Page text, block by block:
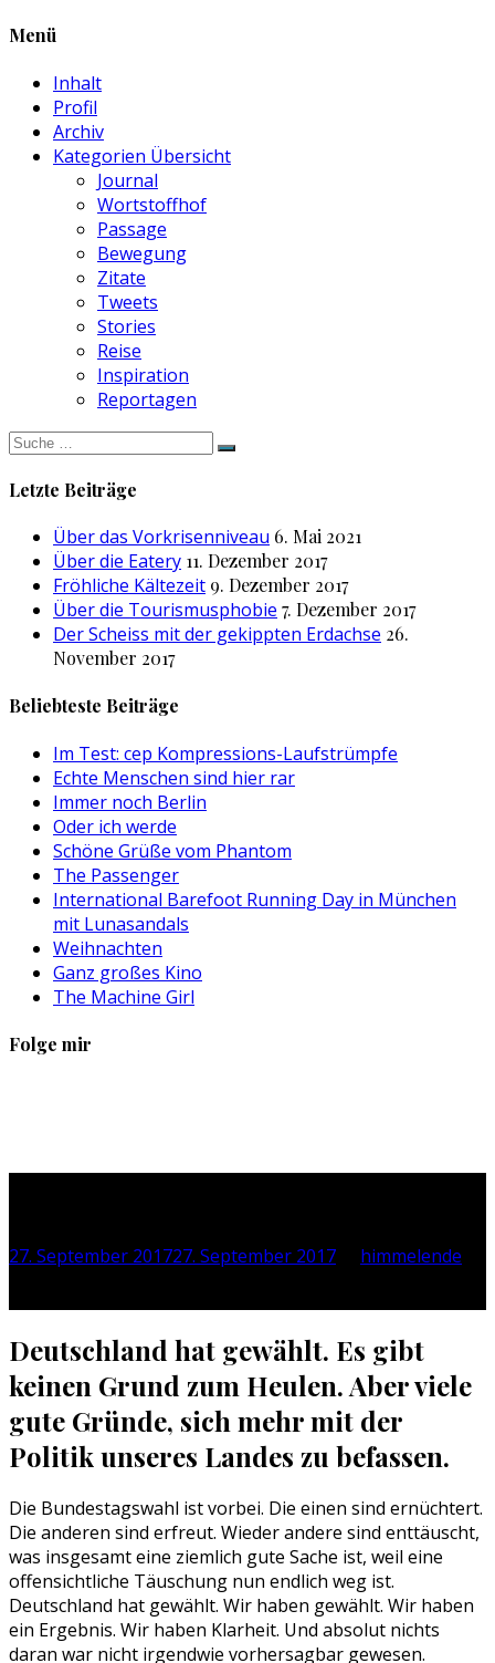
Menü
Inhalt
Profil
Archiv
Kategorien Übersicht
Journal
Wortstoffhof
Passage
Bewegung
Zitate
Tweets
Stories
Reise
Inspiration
Reportagen
Suche
nach:
Letzte Beiträge
Über das Vorkrisenniveau 6. Mai 2021
Über die Eatery 11. Dezember 2017
Fröhliche Kältezeit 9. Dezember 2017
Über die Tourismusphobie 7. Dezember 2017
Der Scheiss mit der gekippten Erdachse 26.
November 2017
Beliebteste Beiträge
Im Test: cep Kompressions-Laufstrümpfe
Echte Menschen sind hier rar
Immer noch Berlin
Oder ich werde
Schöne Grüße vom Phantom
The Passenger
International Barefoot Running Day in München
mit Lunasandals
Weihnachten
Ganz großes Kino
The Machine Girl
Folge mir
27. September 201727. September 2017
himmelende
Deutschland hat gewählt. Es gibt
keinen Grund zum Heulen. Aber viele
gute Gründe, sich mehr mit der
Politik unseres Landes zu befassen.
Die Bundestagswahl ist vorbei. Die einen sind ernüchtert.
Die anderen sind erfreut. Wieder andere sind enttäuscht,
was insgesamt eine ziemlich gute Sache ist, weil eine
offensichtliche Täuschung nun endlich weg ist.
Deutschland hat gewählt. Wir haben gewählt. Wir haben
ein Ergebnis. Wir haben Klarheit. Und absolut nichts
daran war nicht irgendwie vorhersagbar gewesen.